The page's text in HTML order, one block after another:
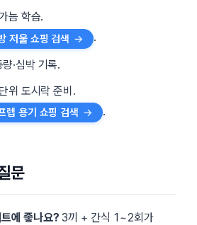
늠 학습.
저울 쇼핑 검색 .
·심박 기록.
위 도시락 준비.
렙 용기 쇼핑 검색 .
문
에 좋나요? 3끼 + 간식 1~2회가